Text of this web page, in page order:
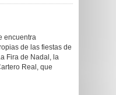
encuentra
de las fiestas de
Fira de Nadal, la
Real, que